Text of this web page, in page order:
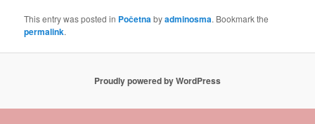
This entry was posted in Početnabyadminosma. Bookmark the
permalink.
Proudly powered by WordPress